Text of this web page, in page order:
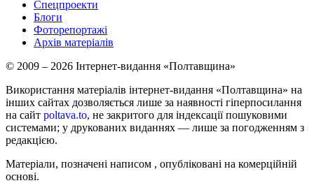
Спецпроекти
Блоги
Фоторепортажі
Архів матеріалів
© 2009 – 2026 Інтернет-видання «Полтавщина»
Використання матеріалів інтернет-видання «Полтавщина» на
інших сайтах дозволяється лише за наявності гіперпосилання
на сайт poltava.to, не закритого для індексації пошуковими
системами; у друкованих виданнях — лише за погодженням з
редакцією.
Матеріали, позначені написом , опубліковані на комерційній
основі.